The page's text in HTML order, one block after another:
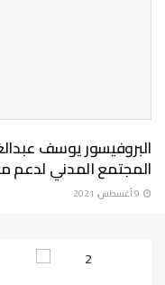
البروفيسور يوسف
المجتمع المدني لدعم